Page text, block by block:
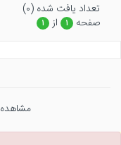
تعداد يافت شده (۰)
صفحه
۱ از ۱